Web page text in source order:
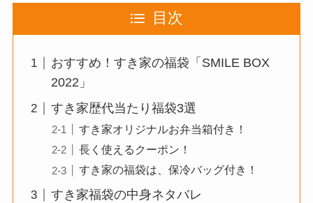
目次
おすすめ！すき家の福袋「SMILE BOX
2022」
すき家歴代当たり福袋3選
すき家オリジナルお弁当箱付き！
長く使えるクーポン！
すき家の福袋は、保冷バッグ付き！
すき家福袋の中身ネタバレ